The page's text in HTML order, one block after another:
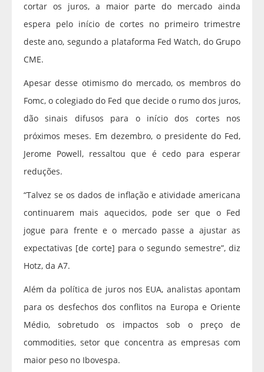
cortar os juros, a maior parte do mercado ainda
espera pelo início de cortes no primeiro trimestre
deste ano, segundo a plataforma Fed Watch, do Grupo
CME.
Apesar desse otimismo do mercado, os membros do
Fomc, o colegiado do Fed que decide o rumo dos juros,
dão sinais difusos para o início dos cortes nos
próximos meses. Em dezembro, o presidente do Fed,
Jerome Powell, ressaltou que é cedo para esperar
reduções.
“Talvez se os dados de inflação e atividade americana
continuarem mais aquecidos, pode ser que o Fed
jogue para frente e o mercado passe a ajustar as
expectativas [de corte] para o segundo semestre”, diz
Hotz, da A7.
Além da política de juros nos EUA, analistas apontam
para os desfechos dos conflitos na Europa e Oriente
Médio, sobretudo os impactos sob o preço de
commodities, setor que concentra as empresas com
maior peso no Ibovespa.